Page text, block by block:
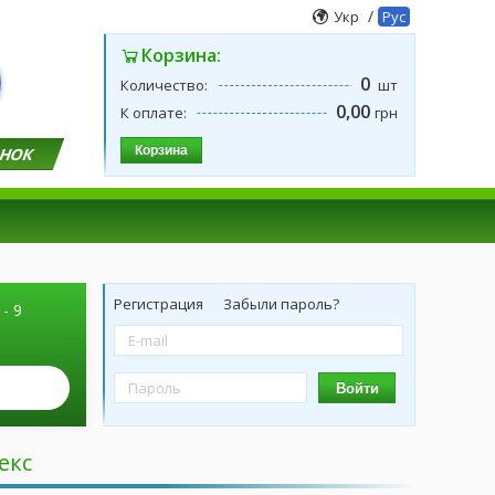
Укр / Рус
Корзина:
Количество: 0 шт
К оплате:
0,00 грн
Корзина
9
Регистрация Забыли пароль?
Войти